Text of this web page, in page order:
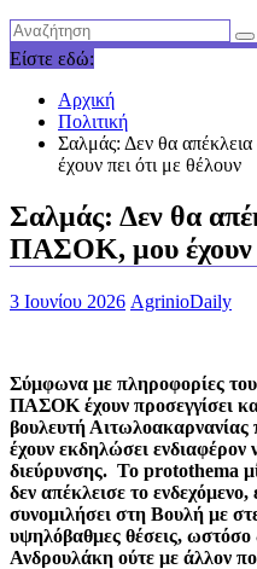
Είστε εδώ:
Αρχική
Πολιτική
Σαλμάς: Δεν θα
έχουν πει ότι με θέλουν
Σαλμάς: Δεν θα
ΠΑΣΟΚ, μου έχουν
3 Ιουνίου 2026 AgrinioDaily
Σύμφωνα με πληροφορίες
ΠΑΣΟΚ έχουν προσεγγίσει
βουλευτή
έχουν εκδηλώσει ενδιαφέρον
διεύρυνσης. Το protothema
δεν απέκλεισε το ενδεχόμενο,
συνομιλήσει στη Βουλή με
υψηλόβαθμες θέσεις, ωστόσο
Ανδρουλάκη ούτε με άλλον